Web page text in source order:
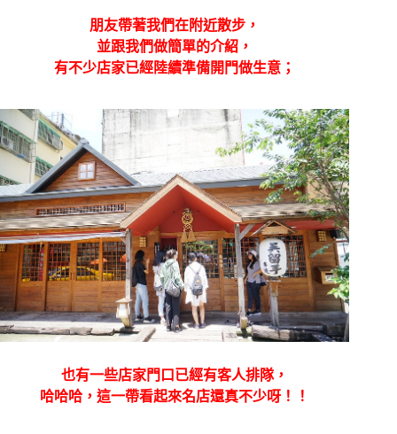
朋友帶著我們在附近散步，
並跟我們做簡單的介紹，
有不少店家已經陸續準備開門做生意；
也有一些店家門口已經有客人排隊，
哈哈哈，這一帶看起來名店還真不少呀！！